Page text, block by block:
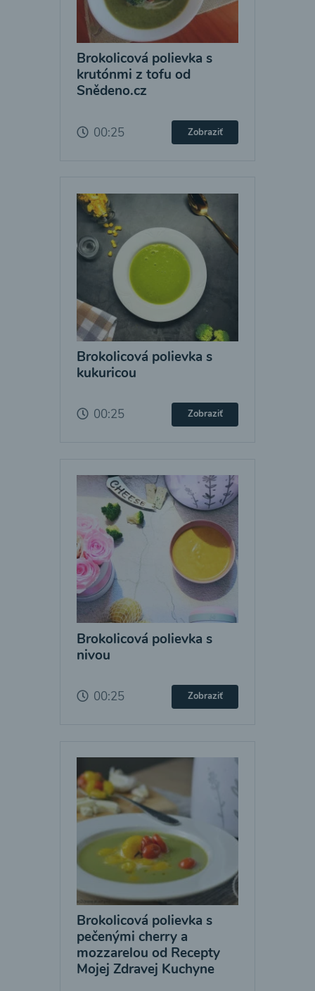
Brokolicová polievka s
krutónmi z tofu od
Snědeno.cz
00:25 Zobraziť
Brokolicová polievka s
kukuricou
00:25 Zobraziť
Brokolicová polievka s
nivou
00:25 Zobraziť
Brokolicová polievka s
pečenými cherry a
mozzarelou od Recepty
Mojej Zdravej Kuchyne